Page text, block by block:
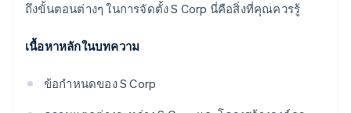
ถึงขั้นตอนต่างๆ ในการจัดตั้ง S Corp นี่คือสิ่งที่คุณควรรู้
เนื้อหาหลักในบทความ
ข้อกำหนดของ S Corp